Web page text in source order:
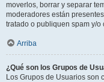
moverlos, borrar y separar
moderadores están
tratado o publiquen spam y/
Arriba
¿Qué son los Grupos de
Los Grupos de Usuarios son